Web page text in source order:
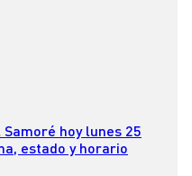
hoy lunes 25
estado y horario